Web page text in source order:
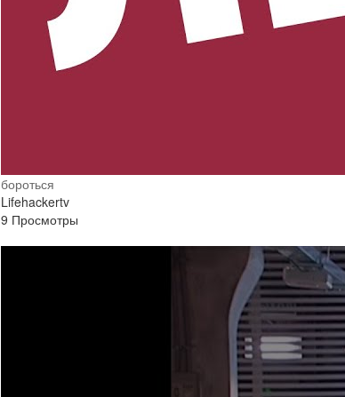
бороться
Lifehackertv
9 Просмотры